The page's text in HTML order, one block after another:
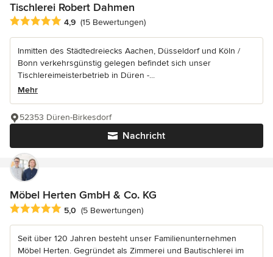
Tischlerei Robert Dahmen
Durchschnittliche Bewertung: 4.9 von 5 Sternen
4,9 (15 Bewertungen)
Inmitten des Städtedreiecks Aachen, Düsseldorf und Köln /
Bonn verkehrsgünstig gelegen befindet sich unser
Tischlereimeisterbetrieb in Düren -...
Mehr
Nachricht
52353 Düren-Birkesdorf
Möbel Herten GmbH & Co. KG
Durchschnittliche Bewertung: 5 von 5 Sternen
5,0 (5 Bewertungen)
Seit über 120 Jahren besteht unser Familienunternehmen
Möbel Herten. Gegründet als Zimmerei und Bautischlerei im